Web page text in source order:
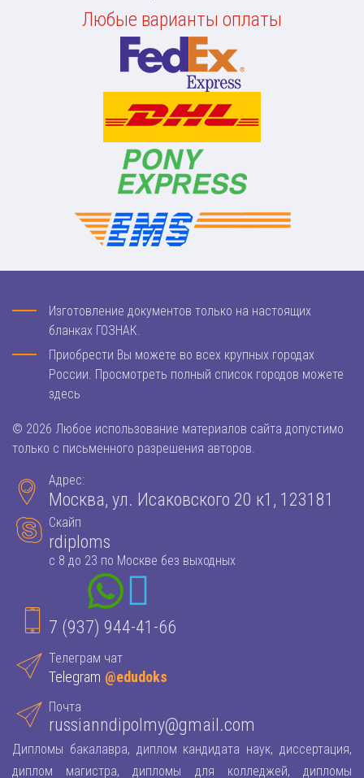
Любые варианты оплаты
Изготовление документов только на настоящих
бланках ГОЗНАК.
Приобрести Вы можете во всех крупных городах
России. Просмотреть полный список городов можете
здесь
© 2026 Любое использование материалов сайта допустимо
только с письменного разрешения авторов.
Адрес:
Москва, ул. Исаковского 20 к1, 123181
Скайп
rdiploms
с 8 до 23 по Москве без выходных
7 (937) 944-41-66
Телеграм чат
Telegram @edudoks
Почта
russianndipolmy@gmail.com
Дипломы бакалавра, диплом кандидата наук, диссертация,
диплом магистра, дипломы для колледжей, дипломы